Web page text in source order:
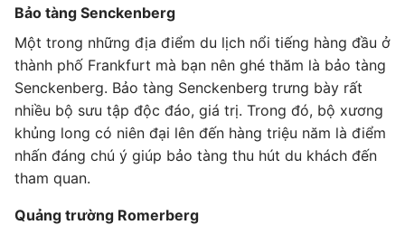
Bảo tàng Senckenberg
Một trong những địa điểm du lịch nổi tiếng hàng đầu ở
thành phố Frankfurt mà bạn nên ghé thăm là bảo tàng
Senckenberg. Bảo tàng Senckenberg trưng bày rất
nhiều bộ sưu tập độc đáo, giá trị. Trong đó, bộ xương
khủng long có niên đại lên đến hàng triệu năm là điểm
nhấn đáng chú ý giúp bảo tàng thu hút du khách đến
tham quan.
Quảng trường Romerberg